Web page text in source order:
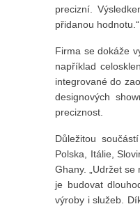
precizní.
přidanou hodnotu.“
Firma se dokáže
například
integrované do
designových
preciznost.
Důležitou
Polska, Itálie,
Ghany. „Udržet
je budovat
výroby i služeb.